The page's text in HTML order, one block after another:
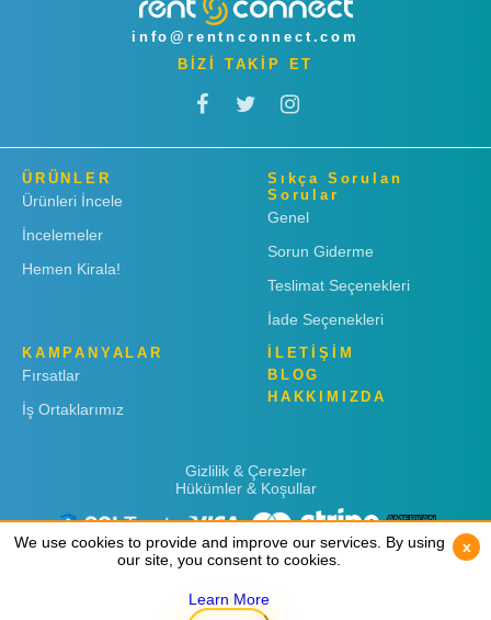
info@rentnconnect.com
BİZİ TAKİP ET
ÜRÜNLER
Ürünleri İncele
İncelemeler
Hemen Kirala!
Sıkça Sorulan
Sorular
Genel
Sorun Giderme
Teslimat Seçenekleri
İade Seçenekleri
KAMPANYALAR
Fırsatlar
İş Ortaklarımız
İLETİŞİM
BLOG
HAKKIMIZDA
Gizlilik & Çerezler
Hükümler & Koşullar
We use cookies to provide and improve our services. By using
our site, you consent to cookies.
Learn More
x
We use cookies to provide and improve our services. By using
our site, you consent to cookies.
Learn More
x